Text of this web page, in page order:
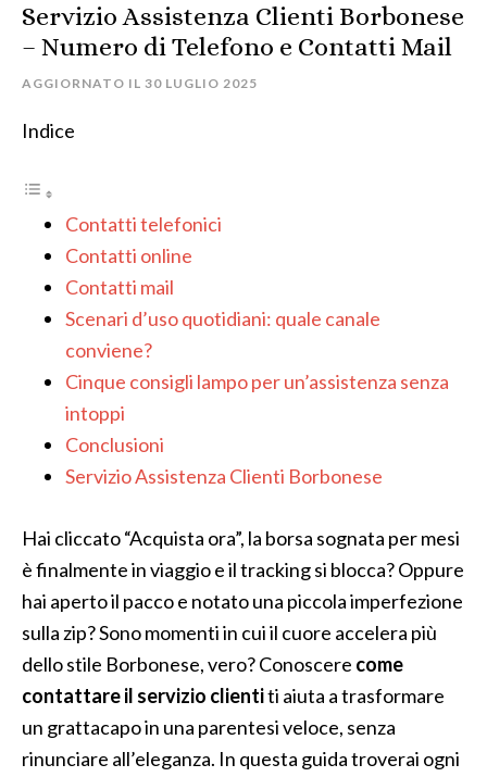
Servizio Assistenza Clienti Borbonese
– Numero di Telefono e Contatti Mail
AGGIORNATO IL 30 LUGLIO 2025
Indice
Contatti telefonici
Contatti online
Contatti mail
Scenari d’uso quotidiani: quale canale
conviene?
Cinque consigli lampo per un’assistenza senza
intoppi
Conclusioni
Servizio Assistenza Clienti Borbonese
Hai cliccato “Acquista ora”, la borsa sognata per mesi
è finalmente in viaggio e il tracking si blocca? Oppure
hai aperto il pacco e notato una piccola imperfezione
sulla zip? Sono momenti in cui il cuore accelera più
dello stile Borbonese, vero? Conoscere come
contattare il servizio clientiti aiuta a trasformare
un grattacapo in una parentesi veloce, senza
rinunciare all’eleganza. In questa guida troverai ogni